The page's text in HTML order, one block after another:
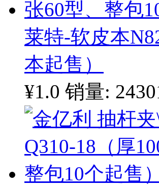
莱特-软皮本
本起售）
¥1.0 销量: